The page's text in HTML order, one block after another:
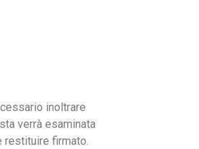
inoltrare
verrà esaminata
restituire firmato.